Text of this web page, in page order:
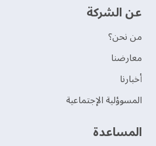
عن الشركة
من نحن؟
‫معارضنا‬
‫أخبارنا‬
المسوؤلية الإجتماعية
‫المساعدة‬